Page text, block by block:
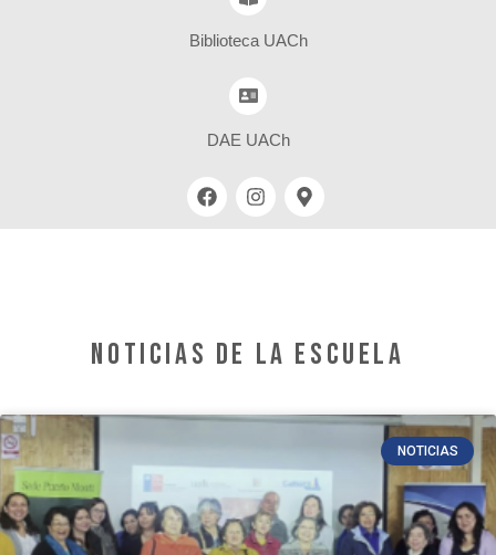
Biblioteca UACh
DAE UACh
noticias de la escuela
NOTICIAS